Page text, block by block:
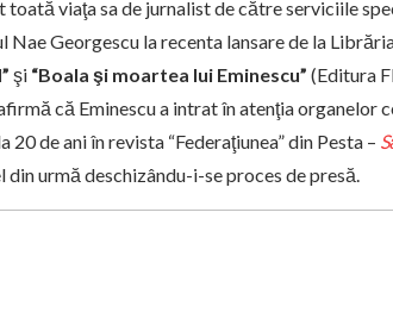
toată viaţa sa de jurnalist de către serviciile
Georgescu la recenta lansare de la
şi “Boala şi moartea lui Eminescu” (Editura
că Eminescu a intrat în atenţia organelor
de ani în revista “Federaţiunea” din Pesta –
din urmă deschizându-i-se proces de presă.